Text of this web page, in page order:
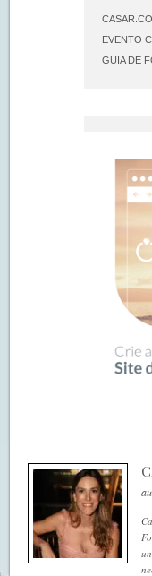
EVENTO
GUIA DE